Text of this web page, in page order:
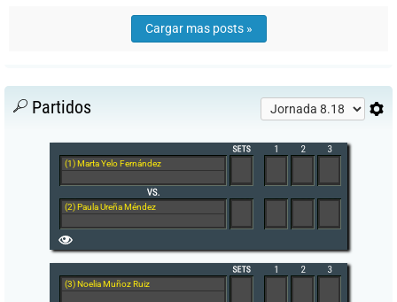
Cargar mas posts »
Partidos
(1) Marta Yelo Fernández
(2) Paula Ureña Méndez
(3) Noelia Muñoz Ruiz